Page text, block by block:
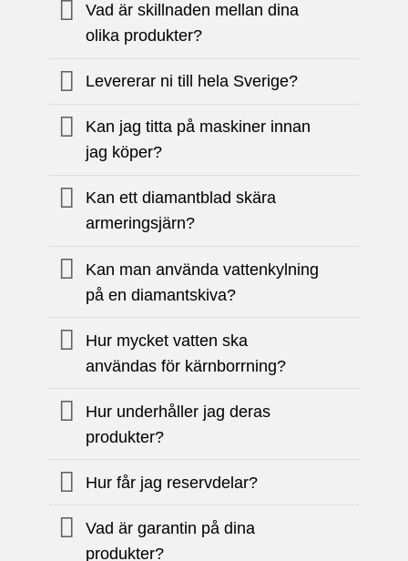
Vad är skillnaden mellan dina
olika produkter?
Levererar ni till hela Sverige?
Kan jag titta på maskiner innan
jag köper?
Kan ett diamantblad skära
armeringsjärn?
Kan man använda vattenkylning
på en diamantskiva?
Hur mycket vatten ska
användas för kärnborrning?
Hur underhåller jag deras
produkter?
Hur får jag reservdelar?
Vad är garantin på dina
produkter?